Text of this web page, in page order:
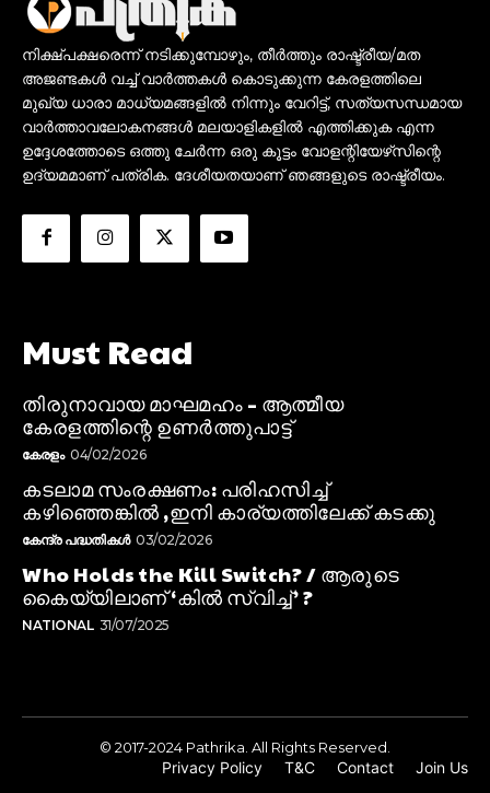
നിക്ഷ്പക്ഷരെന്ന് നടിക്കുമ്പോഴും, തീർത്തും രാഷ്ട്രീയ/മത
അജണ്ടകൾ വച്ച് വാർത്തകൾ കൊടുക്കുന്ന കേരളത്തിലെ
മുഖ്യ ധാരാ മാധ്യമങ്ങളിൽ നിന്നും വേറിട്ട്, സത്യസന്ധമായ
വാർത്താവലോകനങ്ങൾ മലയാളികളിൽ എത്തിക്കുക എന്ന
ഉദ്ദേശത്തോടെ ഒത്തു ചേർന്ന ഒരു കൂട്ടം വോളന്റിയേഴ്‌സിന്റെ
ഉദ്യമമാണ് പത്രിക. ദേശീയതയാണ് ഞങ്ങളുടെ രാഷ്ട്രീയം.
Must Read
തിരുനാവായ മാഘമഹം – ആത്മീയ
കേരളത്തിന്റെ ഉണർത്തുപാട്ട്
കേരളം 04/02/2026
കടലാമ സംരക്ഷണം: പരിഹസിച്ച്
കഴിഞ്ഞെങ്കിൽ ,ഇനി കാര്യത്തിലേക്ക് കടക്കു
കേന്ദ്ര പദ്ധതികൾ 03/02/2026
Who Holds the Kill Switch? / ആരുടെ
കൈയ്യിലാണ് ‘കിൽ സ്വിച്ച്’ ?
NATIONAL 31/07/2025
© 2017-2024 Pathrika. All Rights Reserved.
Privacy Policy T&C Contact Join Us